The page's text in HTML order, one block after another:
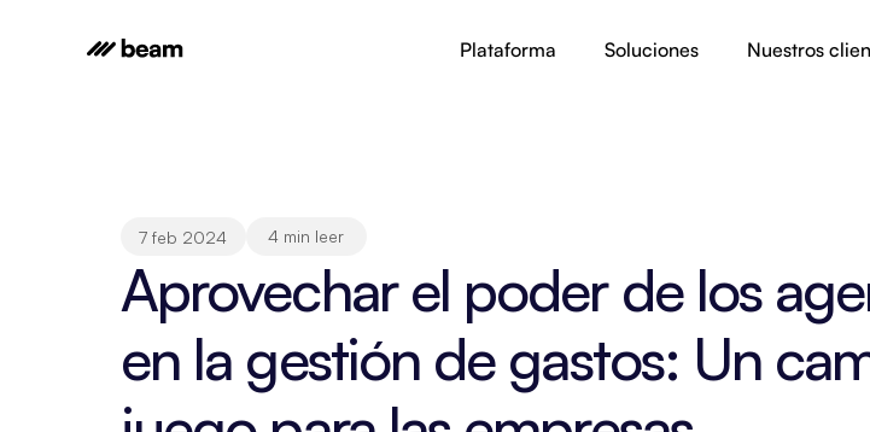
Plataforma Soluciones Nuestros
7 feb 2024 4 min leer
Aprovechar el poder de los
en la gestión de gastos: Un